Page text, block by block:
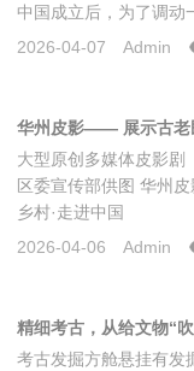
中国成立后，为了调动
2026-04-07
Admin
华州皮影—— 展示古老
大型原创多媒体皮影剧
区委宣传部供图 华州皮影——展示古老民间艺术的非凡魅力（美在
乡村·走进中国
2026-04-06
Admin
精细考古，从给文物“
考古发掘方舱悬挂有发掘平台 李迪摄 天